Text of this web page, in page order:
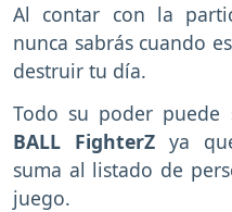
Al contar con la
nunca sabrás cuando
destruir tu día.
Todo su poder puede
BALL FighterZ ya
suma al listado de
juego.